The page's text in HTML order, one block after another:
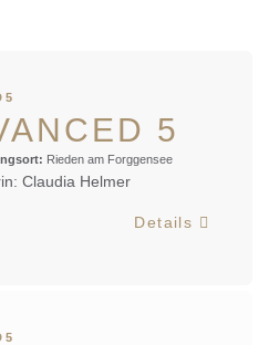
5
5
Rieden am Forggensee
Claudia Helmer
Details
5